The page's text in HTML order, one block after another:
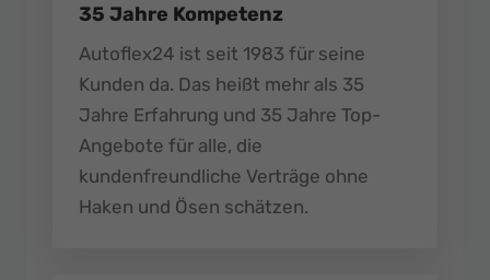
35 Jahre Kompetenz
Autoflex24 ist seit 1983 für seine
Kunden da. Das heißt mehr als 35
Jahre Erfahrung und 35 Jahre Top-
Angebote für alle, die
kundenfreundliche Verträge ohne
Haken und Ösen schätzen.